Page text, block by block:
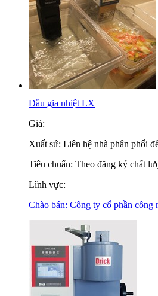
Đầu gia nhiệt LX
Giá:
Xuất sứ: Liên hệ nhà phân phối
Tiêu chuẩn: Theo đăng ký chất
Lĩnh vực:
Chào bán: Công ty cổ phần